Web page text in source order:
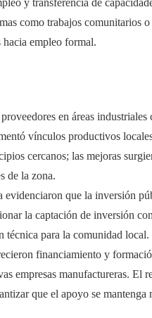
como trabajos comunitarios o
empleo formal.
en áreas industriales
vínculos productivos
cercanos; las mejoras
de la zona.
evidenciaron que la inversión
la captación de inversión
técnica para la comunidad local.
financiamiento y
empresas manufactureras. El
que el apoyo se mantenga